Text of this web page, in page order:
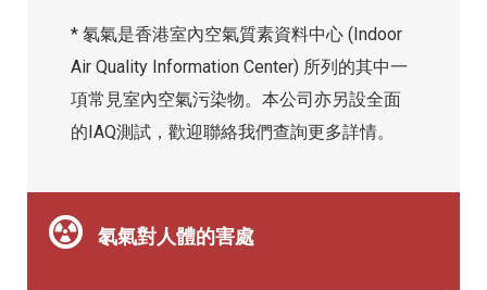
* 氡氣是香港室內空氣質素資料中心 (Indoor
Air Quality Information Center) 所列的其中一
項常見室內空氣污染物。本公司亦另設全面
的IAQ測試，歡迎聯絡我們查詢更多詳情。
氡氣對人體的害處